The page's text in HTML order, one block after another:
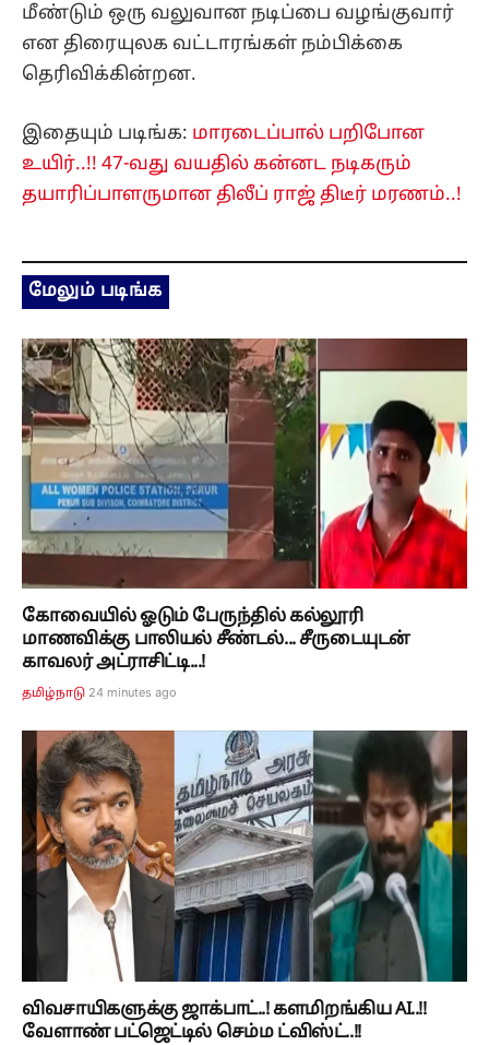
மீண்டும் ஒரு வலுவான நடிப்பை வழங்குவார்
என திரையுலக வட்டாரங்கள் நம்பிக்கை
தெரிவிக்கின்றன.
இதையும் படிங்க: மாரடைப்பால் பறிபோன
உயிர்..!! 47-வது வயதில் கன்னட நடிகரும்
தயாரிப்பாளருமான திலீப் ராஜ் திடீர் மரணம்..!
மேலும் படிங்க
கோவையில் ஓடும் பேருந்தில் கல்லூரி
மாணவிக்கு பாலியல் சீண்டல்... சீருடையுடன்
காவலர் அட்ராசிட்டி...!
தமிழ்நாடு 24 minutes ago
விவசாயிகளுக்கு ஜாக்பாட்..! களமிறங்கிய AI..!!
வேளாண் பட்ஜெட்டில் செம்ம ட்விஸ்ட்..!!